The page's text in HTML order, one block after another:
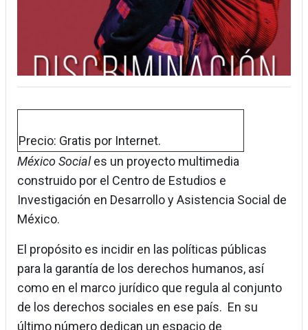
Precio: Gratis por Internet.
México Sociales un proyecto multimedia
construido por el Centro de Estudios e
Investigación en Desarrollo y Asistencia Social de
México.
El propósito es incidir en las políticas públicas
para la garantía de los derechos humanos, así
como en el marco jurídico que regula al conjunto
de los derechos sociales en ese país. En su
último número dedican un espacio de